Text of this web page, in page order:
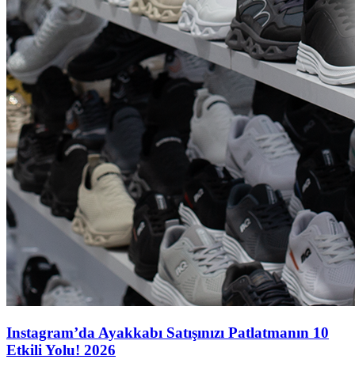
Instagram’da Ayakkabı Satışınızı Patlatmanın 10
Etkili Yolu! 2026